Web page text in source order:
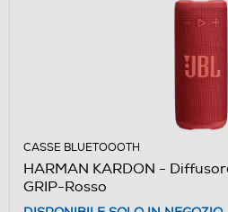
CASSE BLUETOOOTH
HARMAN KARDON -
GRIP-Rosso